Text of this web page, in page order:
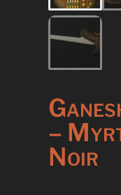
–
Noir